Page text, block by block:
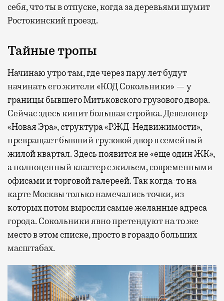
себя, что ты в отпуске, когда за деревьями шумит
Ростокинский проезд.
Тайные тропы
Начинаю утро там, где через пару лет будут
начинать его жители «КОД Сокольники» — у
границы бывшего Митьковского грузового двора.
Сейчас здесь кипит большая стройка. Девелопер
«Новая Эра», структура «РЖД-Недвижимости»,
превращает бывший грузовой двор в семейный
жилой квартал. Здесь появится не «еще один ЖК»,
а полноценный кластер с жильем, современными
офисами и торговой галереей. Так когда-то на
карте Москвы только намечались точки, из
которых потом выросли самые желанные адреса
города. Сокольники явно претендуют на то же
место в этом списке, просто в гораздо больших
масштабах.